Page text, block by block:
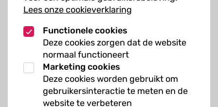
Lees onze cookieverklaring
Functionele cookies
Deze cookies zorgen dat de website
normaal functioneert
Marketing cookies
Deze cookies worden gebruikt om
gebruikersinteractie te meten en de
website te verbeteren
Kunst cursussen
Over ons
Organisatie
Werken bij Kielzog
Veelgestelde vragen